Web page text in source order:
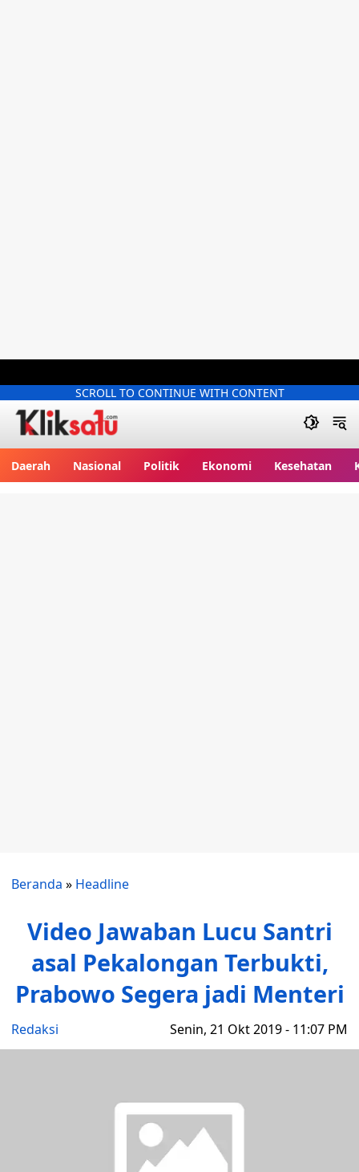
SCROLL TO CONTINUE WITH CONTENT
Daerah Nasional Politik Ekonomi Kesehatan
Beranda » Headline
Video Jawaban Lucu Santri
asal Pekalongan Terbukti,
Prabowo Segera jadi Menteri
Redaksi Senin, 21 Okt 2019 - 11:07 PM